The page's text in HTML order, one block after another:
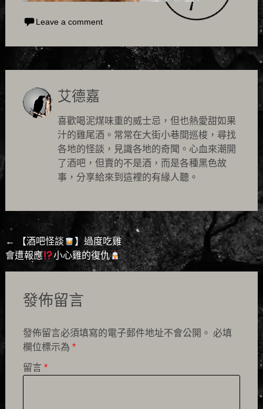
Leave a comment
艾德嘉
喜歡喝泥煤味重的威士忌，但也熱愛甜如果
汁的雞尾酒。常常在大街小巷間巡梭，尋找
各地的怪談，見識各地的奇聞。心血來潮開
了酒吧，但賣的不是酒，而是各種黑色故
事，分享給來到這裡的有緣人聽。
Post
navigation
← 【酒吧怪談
】過度吃雞
會遭報應
小心雞的復仇
發佈留言
發佈留言必須填寫的電子郵件地址不會公開。 必填
欄位標示為 *
留言 *